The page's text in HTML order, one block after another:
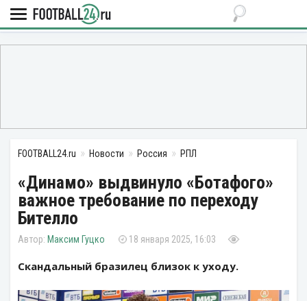
FOOTBALL24.ru Новости Россия РПЛ
«Динамо» выдвинуло «Ботафого»
важное требование по переходу
Бителло
Максим Гуцко 18 января 2025, 16:03
Скандальный бразилец близок к уходу.